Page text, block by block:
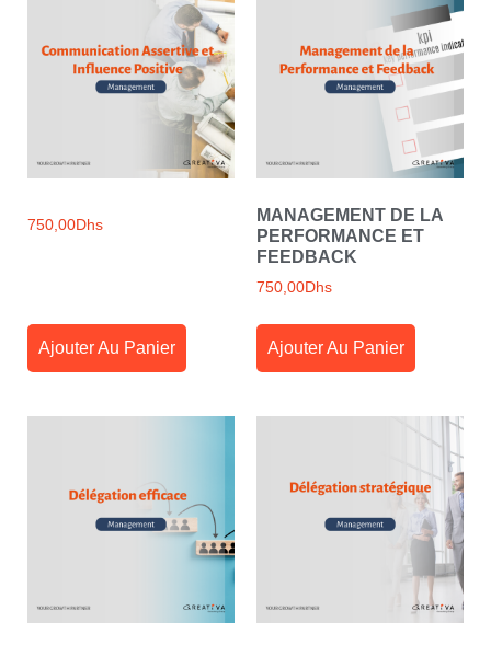
750,00Dhs
Ajouter Au Panier
MANAGEMENT DE LA
PERFORMANCE ET
FEEDBACK
750,00Dhs
Ajouter Au Panier